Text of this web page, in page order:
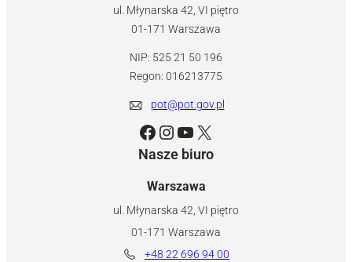
ul. Młynarska 42, VI piętro
01-171 Warszawa
NIP: 525 21 50 196
Regon: 016213775
pot@pot.gov.pl
Facebook Instagram YouTube X
Nasze biuro
Warszawa
ul. Młynarska 42, VI piętro
01-171 Warszawa
+48 22 696 94 00